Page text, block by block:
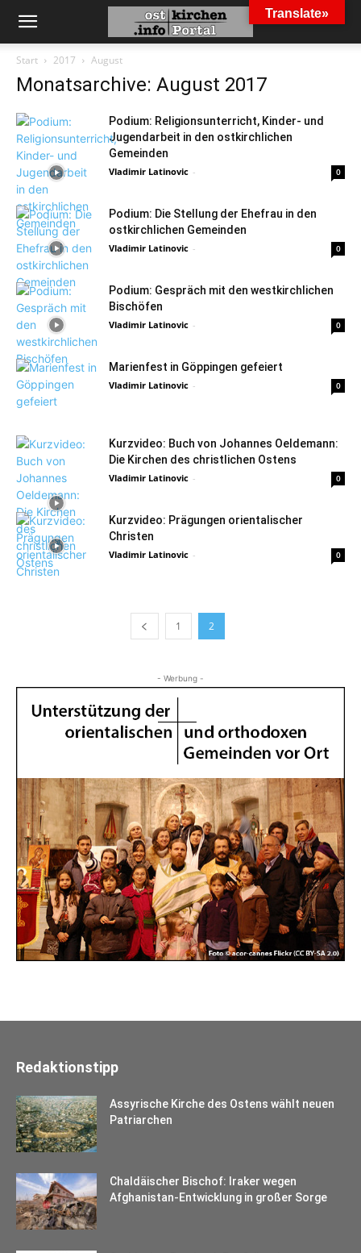
Start 2017 August
Monatsarchive: August 2017
Podium: Religionsunterricht, Kinder- und
Jugendarbeit in den ostkirchlichen
Gemeinden
Vladimir Latinovic - 0
Podium: Die Stellung der Ehefrau in den
ostkirchlichen Gemeinden
Vladimir Latinovic - 0
Podium: Gespräch mit den westkirchlichen
Bischöfen
Vladimir Latinovic - 0
Marienfest in Göppingen gefeiert
Vladimir Latinovic - 0
Kurzvideo: Buch von Johannes Oeldemann:
Die Kirchen des christlichen Ostens
Vladimir Latinovic - 0
Kurzvideo: Prägungen orientalischer
Christen
Vladimir Latinovic - 0
1 2
- Werbung -
Redaktionstipp
Assyrische Kirche des Ostens wählt neuen
Patriarchen
Chaldäischer Bischof: Iraker wegen
Afghanistan-Entwicklung in großer Sorge
Translate»